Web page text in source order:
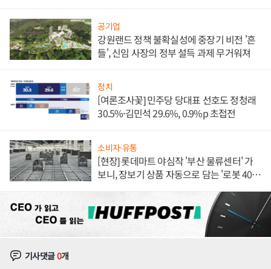
공기업
강원랜드 정책 불확실성에 중장기 비전 '흔
들', 신임 사장의 정부 설득 과제 무거워져
정치
[여론조사꽃] 민주당 당대표 선호도 정청래
30.5%·김민석 29.6%, 0.9%p 초접전
소비자·유통
[현장] 롯데마트 야심작 '부산 물류센터' 가
보니, 장보기 상품 자동으로 담는 '로봇 400
기사댓글0개